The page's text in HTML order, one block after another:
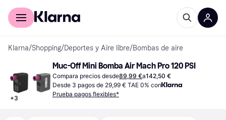
Comprar con Klarna
Klarna/Shopping/Deportes y Aire libre/Bombas de aire
+3
Muc-Off Mini Bomba Air Mach Pro 120 PSI
Compara precios desde89,99 €a142,50 €
Desde 3 pagos de 29,99 € TAE 0% con
Prueba pagos flexibles*